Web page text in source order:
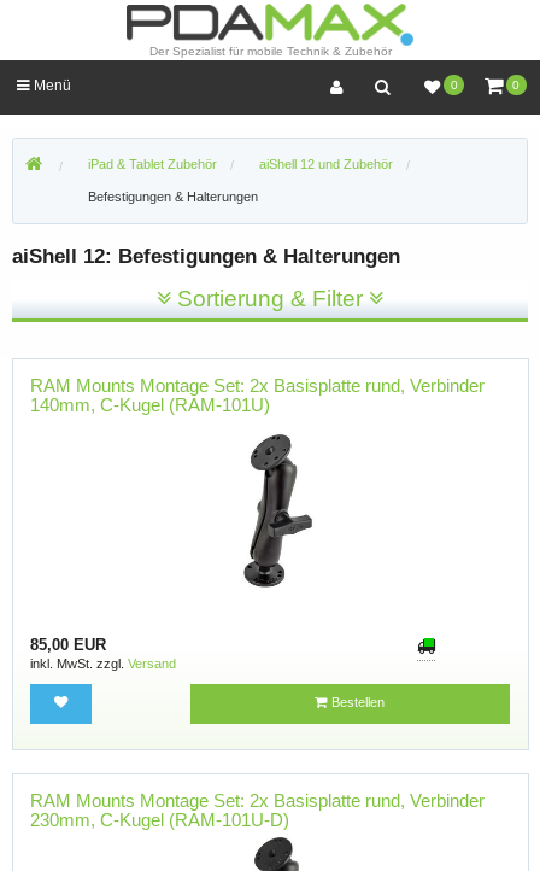
Der Spezialist für mobile Technik & Zubehör
0 0
Menü
iPad & Tablet Zubehör aiShell 12 und Zubehör
Befestigungen & Halterungen
aiShell 12: Befestigungen & Halterungen
Sortierung & Filter
RAM Mounts Montage Set: 2x Basisplatte rund, Verbinder
140mm, C-Kugel (RAM-101U)
85,00 EUR
inkl. MwSt. zzgl. Versand
Bestellen
RAM Mounts Montage Set: 2x Basisplatte rund, Verbinder
230mm, C-Kugel (RAM-101U-D)